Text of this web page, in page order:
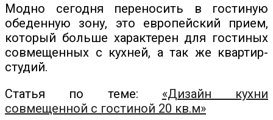
Модно сегодня переносить в гостиную
обеденную зону, это европейский прием,
который больше характерен для гостиных
совмещенных с кухней, а так же квартир-
студий.
Статья по теме: «Дизайн кухни
совмещенной с гостиной 20 кв.м»